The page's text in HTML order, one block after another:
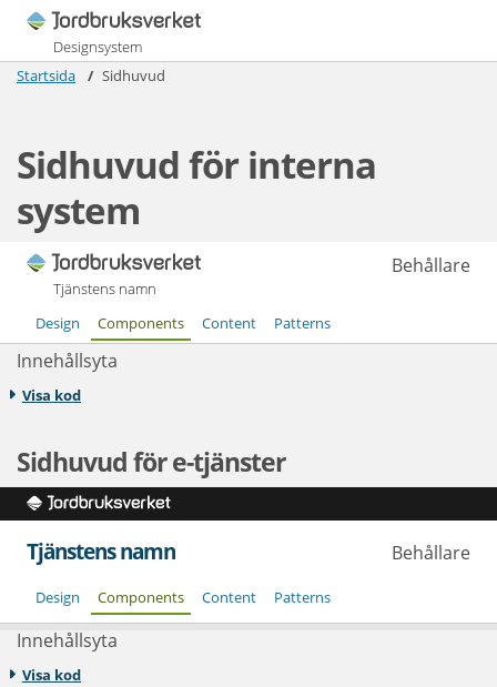
Designsystem
Startsida
Sidhuvud
Sidhuvud för interna
system
Tjänstens namn
Behållare
Design Components Content Patterns
Innehållsyta
Visa kod
Sidhuvud för e-tjänster
Tjänstens namn Behållare
Design Components Content Patterns
Innehållsyta
Visa kod